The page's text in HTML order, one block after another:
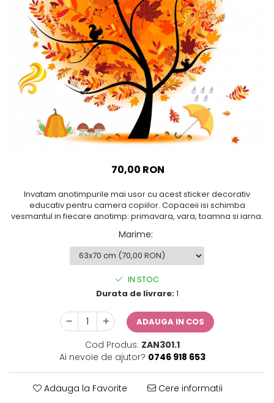
Sticker Harta Lumii
Stickere Cu Model Repetitiv
Stickere Perete Pentru Camera
Stickere Pentru Bucatarie
Stickere pentru Usi
Stickere pentru Scari
Stickere pentru Podea
70,00 RON
Invatam anotimpurile mai usor cu acest sticker decorativ
educativ pentru camera copiilor. Copaceii isi schimba
vesmantul in fiecare anotimp: primavara, vara, toamna si iarna.
Marime:
IN STOC
Durata de livrare:1
ADAUGA IN COS
Cod Produs: ZAN301.1
Ai nevoie de ajutor? 0746 918 653
Adauga la Favorite Cere informatii